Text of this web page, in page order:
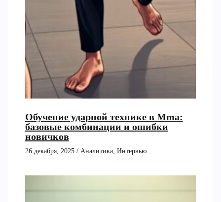
Обучение ударной технике в Mma:
базовые комбинации и ошибки
новичков
26 декабря, 2025 / Аналитика, Интервью